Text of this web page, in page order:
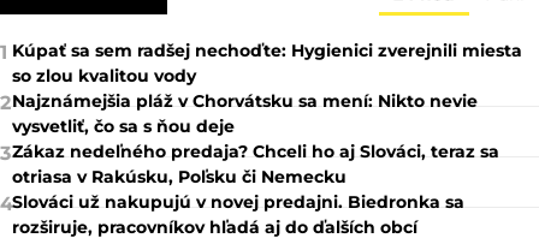
1 Kúpať sa sem radšej nechoďte: Hygienici zverejnili miesta
so zlou kvalitou vody
2Najznámejšia pláž v Chorvátsku sa mení: Nikto nevie
vysvetliť, čo sa s ňou deje
3Zákaz nedeľného predaja? Chceli ho aj Slováci, teraz sa
otriasa v Rakúsku, Poľsku či Nemecku
4Slováci už nakupujú v novej predajni. Biedronka sa
rozširuje, pracovníkov hľadá aj do ďalších obcí